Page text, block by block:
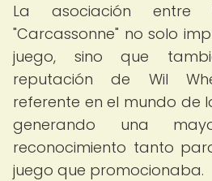
La asociación entre
"Carcassonne" no solo
juego, sino que
reputación de Wil
referente en el mundo de
generando una
reconocimiento tanto
juego que promocionaba.